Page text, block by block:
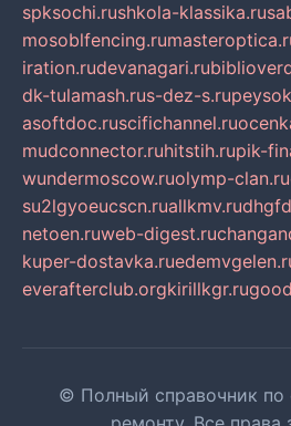
spksochi.rushkola-klassika.ru
mosoblfencing.ru
iration.rudevanagari.ru
dk-tulamash.rus-dez-s.ru
asoftdoc.ruscifichannel.ru
mudconnector.ruhitstih.rupik-
wundermoscow.ruolymp-clan.ru
su2lgyoeucscn.ruallkmv.ru
netoen.ruweb-digest.ru
kuper-dostavka.ru
everafterclub.orgkirillkgr.ru
© Полный справочник по